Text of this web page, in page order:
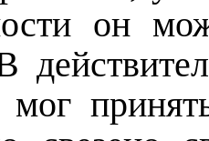
он
мог